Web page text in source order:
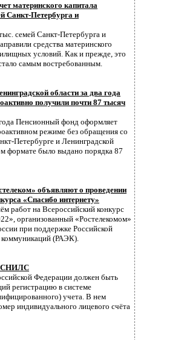
материнского капитала
Санкт-Петербурга и
семей Санкт-Петербурга и
средства материнского
условий. Как и прежде, это
самым востребованным.
области за два года
получили почти 87 тысяч
Пенсионный фонд оформляет
режиме без обращения со
Петербурге и Ленинградской
формате было выдано порядка 87
объявляют о проведении
«Спасибо интернету»
работ на Всероссийский конкурс
организованный «Ростелекомом»
при поддержке Российской
коммуникаций (РАЭК).
СНИЛС
Федерации должен быть
регистрацию в системе
учета. В нем
индивидуального лицевого счёта